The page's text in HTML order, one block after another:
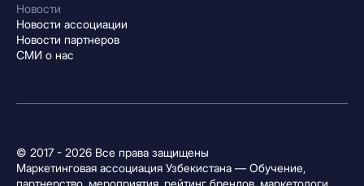
Новости
Новости ассоциации
Новости партнеров
СМИ о нас
© 2017 - 2026 Все права защищены
Маркетинговая ассоциация Узбекистана — Обучение,
партнерство, мероприятия, рейтинг брендов, маркетологи,